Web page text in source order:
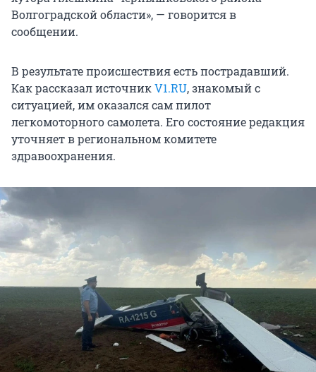
Волгоградской области», — говорится в
сообщении.
В результате происшествия есть пострадавший.
Как рассказал источникV1.RU, знакомый с
ситуацией, им оказался сам пилот
легкомоторного самолета. Его состояние редакция
уточняет в региональном комитете
здравоохранения.